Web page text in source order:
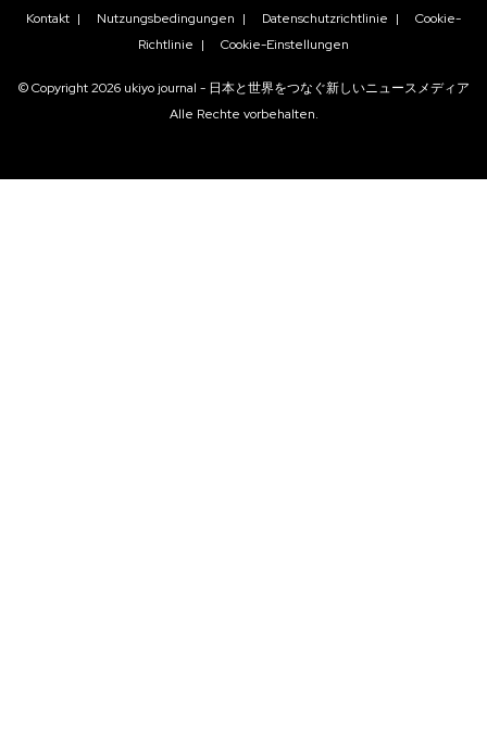
Kontakt | Nutzungsbedingungen | Datenschutzrichtlinie | Cookie-
Richtlinie | Cookie-Einstellungen
© Copyright2026 ukiyo journal - 日本と世界をつなぐ新しいニュースメディア
Alle Rechte vorbehalten.